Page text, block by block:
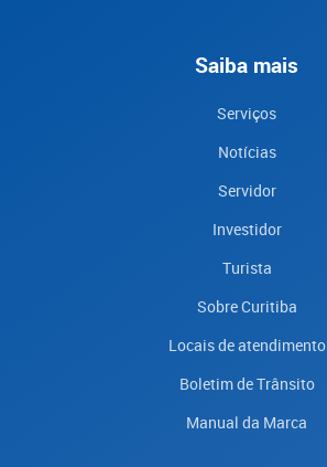
Saiba mais
Serviços
Notícias
Servidor
Investidor
Turista
Sobre Curitiba
Locais de atendimento
Boletim de Trânsito
Manual da Marca